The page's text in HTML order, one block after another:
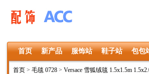
首页 新产品 服饰站 鞋子站 包包
首页 > 毛毯 0728 > Versace 雪狐绒毯 1.5x1.5m